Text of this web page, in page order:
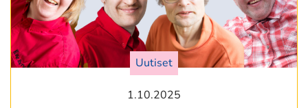
Uutiset
1.10.2025